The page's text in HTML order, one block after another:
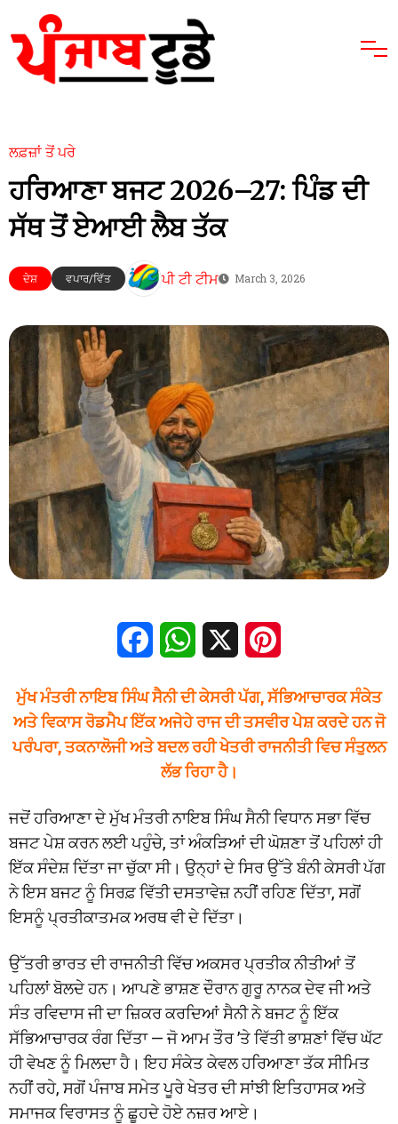
ਲਫ਼ਜ਼ਾਂ ਤੋਂ ਪਰੇ
ਹਰਿਆਣਾ ਬਜਟ 2026–27: ਪਿੰਡ ਦੀ
ਸੱਥ ਤੋਂ ਏਆਈ ਲੈਬ ਤੱਕ
ਦੇਸ਼ ਵਪਾਰ/ਵਿੱਤ ਪੀ ਟੀ ਟੀਮ March 3, 2026
FacebookWhatsApp
ਮੁੱਖ ਮੰਤਰੀ ਨਾਇਬ ਸਿੰਘ ਸੈਨੀ ਦੀ ਕੇਸਰੀ ਪੱਗ, ਸੱਭਿਆਚਾਰਕ ਸੰਕੇਤ
ਅਤੇ ਵਿਕਾਸ ਰੋਡਮੈਪ ਇੱਕ ਅਜੇਹੇ ਰਾਜ ਦੀ ਤਸਵੀਰ ਪੇਸ਼ ਕਰਦੇ ਹਨ ਜੋ
ਪਰੰਪਰਾ, ਤਕਨਾਲੋਜੀ ਅਤੇ ਬਦਲ ਰਹੀ ਖੇਤਰੀ ਰਾਜਨੀਤੀ ਵਿਚ ਸੰਤੁਲਨ
ਲੱਭ ਰਿਹਾ ਹੈ।
ਜਦੋਂ ਹਰਿਆਣਾ ਦੇ ਮੁੱਖ ਮੰਤਰੀ ਨਾਇਬ ਸਿੰਘ ਸੈਨੀ ਵਿਧਾਨ ਸਭਾ ਵਿੱਚ
ਬਜਟ ਪੇਸ਼ ਕਰਨ ਲਈ ਪਹੁੰਚੇ, ਤਾਂ ਅੰਕੜਿਆਂ ਦੀ ਘੋਸ਼ਣਾ ਤੋਂ ਪਹਿਲਾਂ ਹੀ
ਇੱਕ ਸੰਦੇਸ਼ ਦਿੱਤਾ ਜਾ ਚੁੱਕਾ ਸੀ। ਉਨ੍ਹਾਂ ਦੇ ਸਿਰ ਉੱਤੇ ਬੰਨੀ ਕੇਸਰੀ ਪੱਗ
ਨੇ ਇਸ ਬਜਟ ਨੂੰ ਸਿਰਫ਼ ਵਿੱਤੀ ਦਸਤਾਵੇਜ਼ ਨਹੀਂ ਰਹਿਣ ਦਿੱਤਾ, ਸਗੋਂ
ਇਸਨੂੰ ਪ੍ਰਤੀਕਾਤਮਕ ਅਰਥ ਵੀ ਦੇ ਦਿੱਤਾ।
ਉੱਤਰੀ ਭਾਰਤ ਦੀ ਰਾਜਨੀਤੀ ਵਿੱਚ ਅਕਸਰ ਪ੍ਰਤੀਕ ਨੀਤੀਆਂ ਤੋਂ
ਪਹਿਲਾਂ ਬੋਲਦੇ ਹਨ। ਆਪਣੇ ਭਾਸ਼ਣ ਦੌਰਾਨ ਗੁਰੂ ਨਾਨਕ ਦੇਵ ਜੀ ਅਤੇ
ਸੰਤ ਰਵਿਦਾਸ ਜੀ ਦਾ ਜ਼ਿਕਰ ਕਰਦਿਆਂ ਸੈਨੀ ਨੇ ਬਜਟ ਨੂੰ ਇੱਕ
ਸੱਭਿਆਚਾਰਕ ਰੰਗ ਦਿੱਤਾ — ਜੋ ਆਮ ਤੌਰ ’ਤੇ ਵਿੱਤੀ ਭਾਸ਼ਣਾਂ ਵਿੱਚ ਘੱਟ
ਹੀ ਵੇਖਣ ਨੂੰ ਮਿਲਦਾ ਹੈ। ਇਹ ਸੰਕੇਤ ਕੇਵਲ ਹਰਿਆਣਾ ਤੱਕ ਸੀਮਿਤ
ਨਹੀਂ ਰਹੇ, ਸਗੋਂ ਪੰਜਾਬ ਸਮੇਤ ਪੂਰੇ ਖੇਤਰ ਦੀ ਸਾਂਝੀ ਇਤਿਹਾਸਕ ਅਤੇ
ਸਮਾਜਕ ਵਿਰਾਸਤ ਨੂੰ ਛੂਹਦੇ ਹੋਏ ਨਜ਼ਰ ਆਏ।